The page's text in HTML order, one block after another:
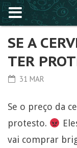
SE A
TER
31 MAR
Se o preço da
protesto.
vai comprar